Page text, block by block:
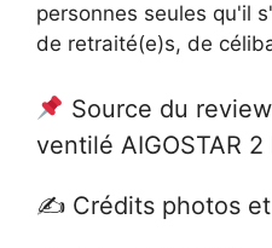
personnes seules qu'il
de retraité(e)s, de
Source du
ventilé AIGOSTAR
✍️ Crédits photos